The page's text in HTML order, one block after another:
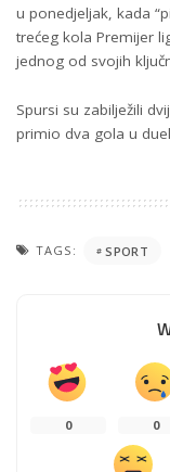
u ponedjeljak, kada
trećeg kola Premijer
jednog od svojih
Spursi su zabilježili
primio dva gola u
TAGS: SPORT
0 0